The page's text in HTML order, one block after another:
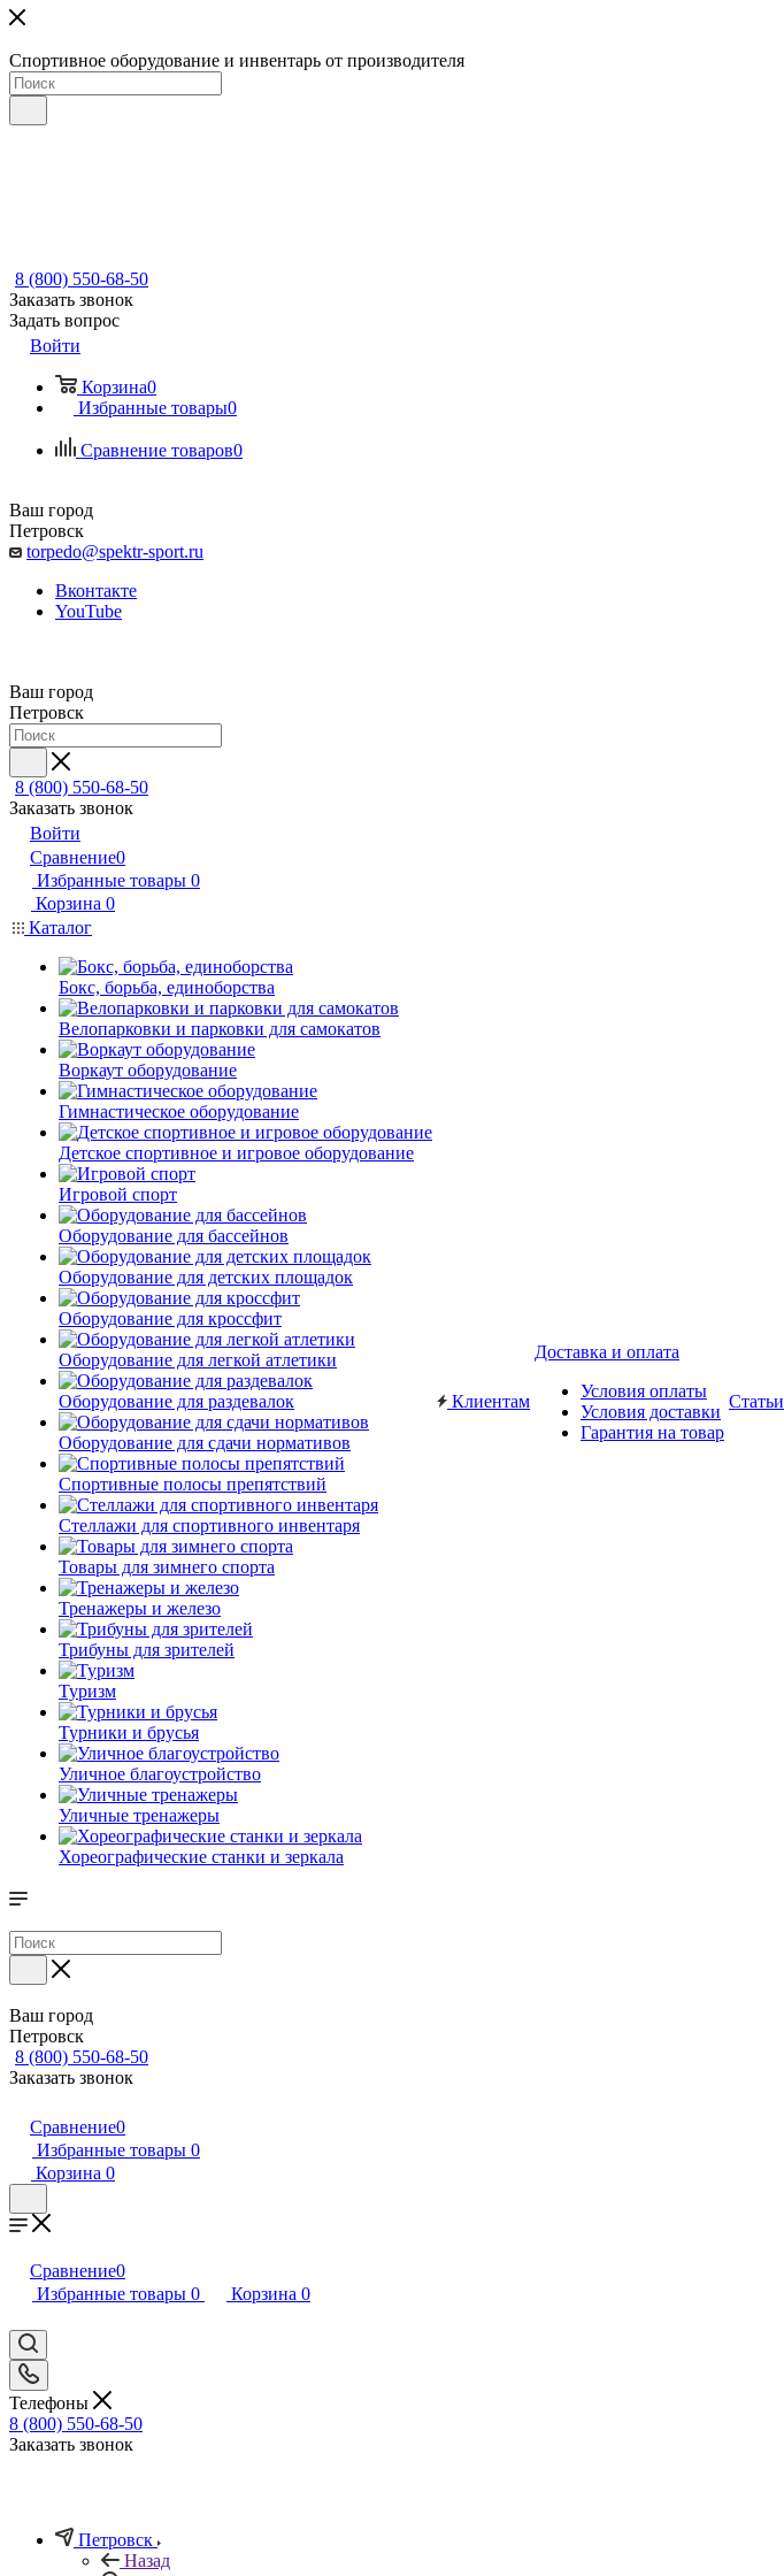
Спортивное оборудование и инвентарь от производителя
8 (800) 550-68-50
Заказать звонок
Задать вопрос
Войти
Корзина0
Избранные товары0
Сравнение товаров0
Ваш город
Петровск
torpedo@spektr-sport.ru
Вконтакте
YouTube
Ваш город
Петровск
8 (800) 550-68-50
Заказать звонок
Войти
Сравнение0
Избранные товары 0
Корзина 0
Каталог
Бокс, борьба, единоборства
Велопарковки и парковки для самокатов
Воркаут оборудование
Гимнастическое оборудование
Детское спортивное и игровое оборудование
Игровой спорт
Оборудование для бассейнов
Оборудование для детских площадок
Оборудование для кроссфит
Оборудование для легкой атлетики
Оборудование для раздевалок
Оборудование для сдачи нормативов
Спортивные полосы препятствий
Стеллажи для спортивного инвентаря
Товары для зимнего спорта
Тренажеры и железо
Трибуны для зрителей
Туризм
Турники и брусья
Уличное благоустройство
Уличные тренажеры
Хореографические станки и зеркала
Клиентам
Доставка и оплата
Условия оплаты
Условия доставки
Гарантия на товар
Статьи
Ваш город
Петровск
8 (800) 550-68-50
Заказать звонок
Сравнение0
Избранные товары 0
Корзина 0
Сравнение0
Избранные товары 0 Корзина 0
Телефоны
8 (800) 550-68-50
Заказать звонок
Петровск
Назад